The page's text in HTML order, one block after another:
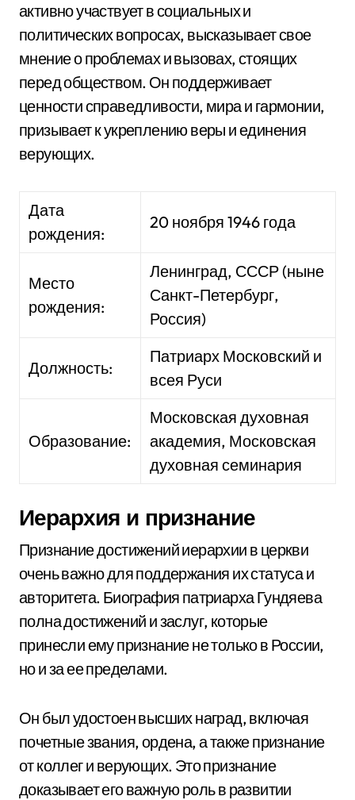
активно участвует в социальных и
политических вопросах, высказывает свое
мнение о проблемах и вызовах, стоящих
перед обществом. Он поддерживает
ценности справедливости, мира и гармонии,
призывает к укреплению веры и единения
верующих.
Дата
рождения:
20 ноября 1946 года
Место
рождения:
Ленинград, СССР (ныне
Санкт-Петербург,
Россия)
Должность:
Патриарх Московский и
всея Руси
Образование:
Московская духовная
академия, Московская
духовная семинария
Иерархия и признание
Признание достижений иерархии в церкви
очень важно для поддержания их статуса и
авторитета. Биография патриарха Гундяева
полна достижений и заслуг, которые
принесли ему признание не только в России,
но и за ее пределами.
Он был удостоен высших наград, включая
почетные звания, ордена, а также признание
от коллег и верующих. Это признание
доказывает его важную роль в развитии